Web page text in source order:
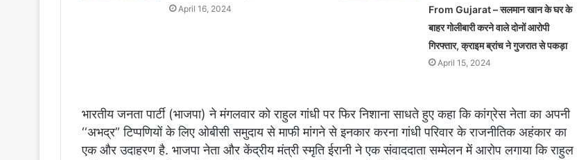
April 16, 2024
From Gujarat – सलमान खान के घर के
बाहर गोलीबारी करने वाले दोनों आरोपी
गिरफ्तार, क्राइम ब्रांच ने गुजरात से पकड़ा
April 15, 2024
भारतीय जनता पार्टी (भाजपा) ने मंगलवार को राहुल गांधी पर फिर निशाना साधते हुए कहा कि कांग्रेस नेता का अपनी
‘‘अभद्र” टिप्पणियों के लिए ओबीसी समुदाय से माफी मांगने से इनकार करना गांधी परिवार के राजनीतिक अहंकार का
एक और उदाहरण है. भाजपा नेता और केंद्रीय मंत्री स्मृति ईरानी ने एक संवाददाता सम्मेलन में आरोप लगाया कि राहुल